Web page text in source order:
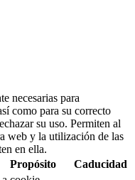
necesarias para
como para su correcto
su uso. Permiten al
web y la utilización de las
en ella.
Propósito Caducidad